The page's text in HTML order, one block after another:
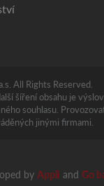
All Rights Reserved.
šíření obsahu je
souhlasu.
jinými firmami.
byAppli andGo